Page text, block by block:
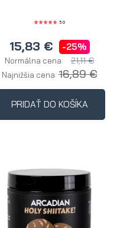
5.0
15,83 € -25%
Normálna cena: 21,11 €
Najnižšia cena:16,89 €
PRIDAŤ DO KOŠÍKA